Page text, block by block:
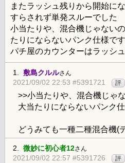
またラッシュ残りから開始に
すらされず単発スルーでした
小当たりや、混合機じゃない
たりにならないパンク仕様で
パチ屋のカウンターはラッシ
1. 敷島クルルさん
2021/09/02 22:53 #5391721 評
>>小当たりや、混合機じゃ
大当たりにならないパンク
どうみても一種二種混合機(
2. 微妙に初心者12さん
2021/09/02 22:57 #5391726 評